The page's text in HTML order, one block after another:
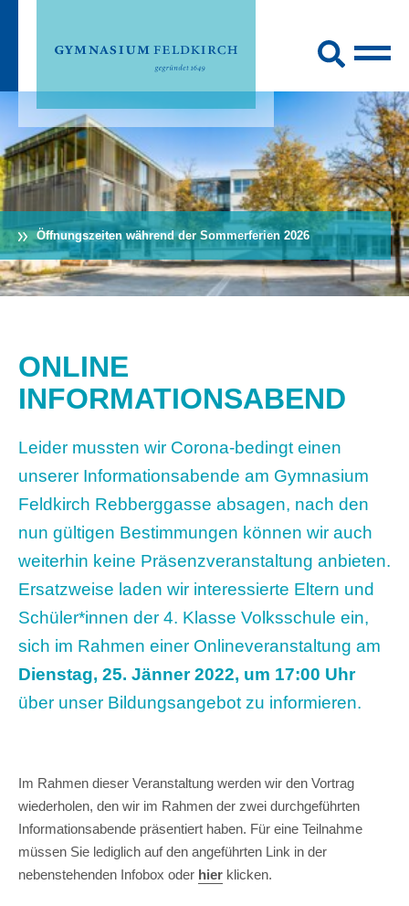
Öffnungszeiten während der Sommerferien 2026
ONLINE
INFORMATIONSABEND
Leider mussten wir Corona-bedingt einen
unserer Informationsabende am Gymnasium
Feldkirch Rebberggasse absagen, nach den
nun gültigen Bestimmungen können wir auch
weiterhin keine Präsenzveranstaltung anbieten.
Ersatzweise laden wir interessierte Eltern und
Schüler*innen der 4. Klasse Volksschule ein,
sich im Rahmen einer Onlineveranstaltung am
Dienstag, 25. Jänner 2022, um 17:00 Uhr
über unser Bildungsangebot zu informieren.
Im Rahmen dieser Veranstaltung werden wir den Vortrag
wiederholen, den wir im Rahmen der zwei durchgeführten
Informationsabende präsentiert haben. Für eine Teilnahme
müssen Sie lediglich auf den angeführten Link in der
nebenstehenden Infobox oder hier klicken.